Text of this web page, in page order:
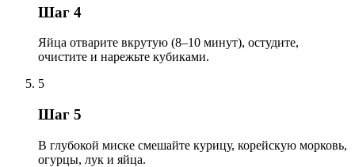
Шаг 4
Яйца отварите вкрутую (8–10 минут), остудите,
очистите и нарежьте кубиками.
5
Шаг 5
В глубокой миске смешайте курицу, корейскую морковь,
огурцы, лук и яйца.